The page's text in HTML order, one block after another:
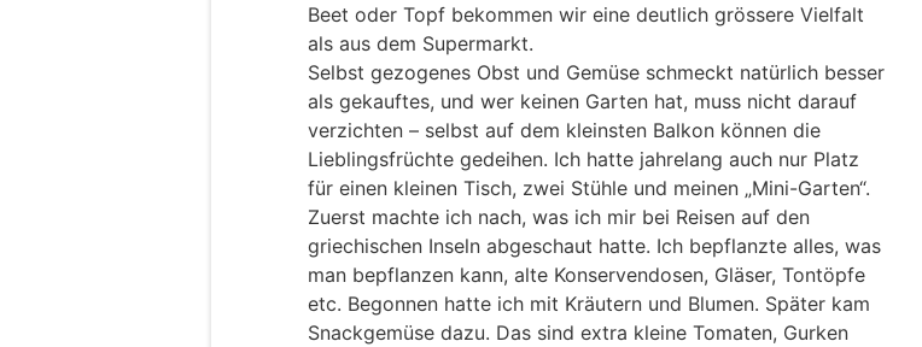
Beet oder Topf bekommen wir eine deutlich grössere Vielfalt
als aus dem Supermarkt.
Selbst gezogenes Obst und Gemüse schmeckt natürlich besser
als gekauftes, und wer keinen Garten hat, muss nicht darauf
verzichten – selbst auf dem kleinsten Balkon können die
Lieblingsfrüchte gedeihen. Ich hatte jahrelang auch nur Platz
für einen kleinen Tisch, zwei Stühle und meinen „Mini-Garten“.
Zuerst machte ich nach, was ich mir bei Reisen auf den
griechischen Inseln abgeschaut hatte. Ich bepflanzte alles, was
man bepflanzen kann, alte Konservendosen, Gläser, Tontöpfe
etc. Begonnen hatte ich mit Kräutern und Blumen. Später kam
Snackgemüse dazu. Das sind extra kleine Tomaten, Gurken